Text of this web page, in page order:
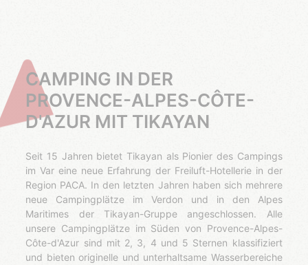
CAMPING IN DER
PROVENCE-ALPES-CÔTE-
D'AZUR MIT TIKAYAN
Seit 15 Jahren bietet Tikayan als Pionier des Campings
im Var eine neue Erfahrung der Freiluft-Hotellerie in der
Region PACA. In den letzten Jahren haben sich mehrere
neue Campingplätze im Verdon und in den Alpes
Maritimes der Tikayan-Gruppe angeschlossen. Alle
unsere Campingplätze im Süden von Provence-Alpes-
Côte-d'Azur sind mit 2, 3, 4 und 5 Sternen klassifiziert
und bieten originelle und unterhaltsame Wasserbereiche